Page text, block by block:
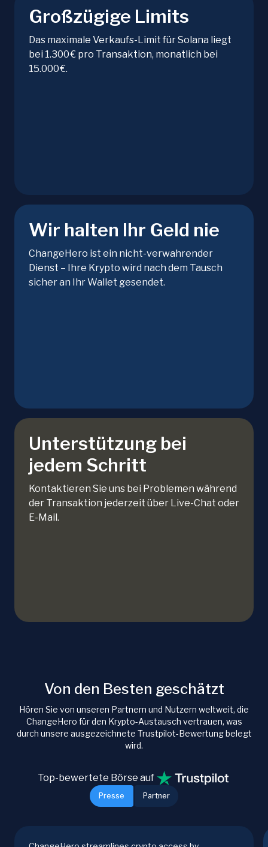
Großzügige Limits
Das maximale Verkaufs-Limit für Solana liegt
bei 1.300 € pro Transaktion, monatlich bei
15.000 €.
Wir halten Ihr Geld nie
ChangeHero ist ein nicht-verwahrender
Dienst – Ihre Krypto wird nach dem Tausch
sicher an Ihr Wallet gesendet.
Unterstützung bei
jedem Schritt
Kontaktieren Sie uns bei Problemen während
der Transaktion jederzeit über Live-Chat oder
E-Mail.
Von den Besten geschätzt
Hören Sie von unseren Partnern und Nutzern weltweit, die
ChangeHero für den Krypto-Austausch vertrauen, was
durch unsere ausgezeichnete Trustpilot-Bewertung belegt
wird.
Presse Partner
Top-bewertete Börse auf